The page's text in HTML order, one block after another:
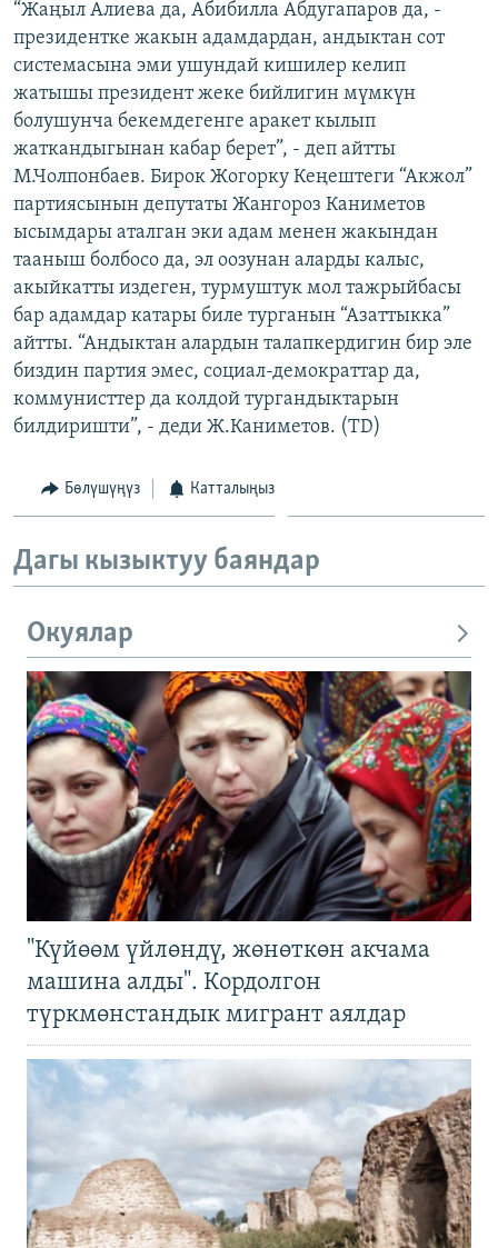
“Жаңыл Алиева да, Абибилла Абдугапаров да, -
президентке жакын адамдардан, андыктан сот
системасына эми ушундай кишилер келип
жатышы президент жеке бийлигин мүмкүн
болушунча бекемдегенге аракет кылып
жаткандыгынан кабар берет”, - деп айтты
М.Чолпонбаев. Бирок Жогорку Кеңештеги “Акжол”
партиясынын депутаты Жангороз Каниметов
ысымдары аталган эки адам менен жакындан
тааныш болбосо да, эл оозунан аларды калыс,
акыйкатты издеген, турмуштук мол тажрыйбасы
бар адамдар катары биле турганын “Азаттыкка”
айтты. “Андыктан алардын талапкердигин бир эле
биздин партия эмес, социал-демократтар да,
коммунисттер да колдой тургандыктарын
билдиришти”, - деди Ж.Каниметов. (TD)
Бөлүшүңүз Катталыңыз
Дагы кызыктуу баяндар
Окуялар
"Күйөөм үйлөндү, жөнөткөн акчама
машина алды". Кордолгон
түркмөнстандык мигрант аялдар